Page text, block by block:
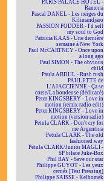
PARIS PALACE HOTEL -
Ramona
Pascal DANEL - Les neiges du
Kilimandjaro
PASSION FODDER - I'd sell
my soul to God
Patricia KAAS - Une dernière
semaine à New York
Paul McCARTNEY - Once upon
a long ago
Paul SIMON - The obvious
child
Paula ABDUL - Rush rush
PAULETTE de
L'AJACCIENNE - Ça se
corse/La boudeuse (dédicacé)
Peter KINGSBERY - Love in
motion (remix radio edit)
Peter KINGSBERY - Love in
motion (version radio)
Petula CLARK - Don't cry for
me Argentina
Petula CLARK - The old
fashioned way
Petula CLARK/Junior MAGLI -
SP biface Juke-Box
Phil RAY - Save our star
Philippe GUYOT - Les yeux
cernés [Test Pressing]
Philippe SAISSE - Kelbomek